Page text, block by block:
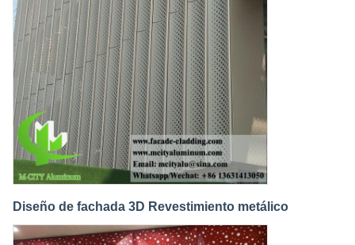
Diseño de fachada 3D Revestimiento metálico